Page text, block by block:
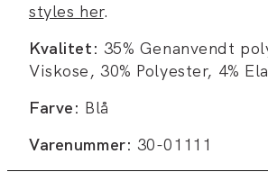
styles her.
Kvalitet: 35% Genanvendt
Viskose, 30% Polyester, 4%
Farve: Blå
Varenummer: 30-01111